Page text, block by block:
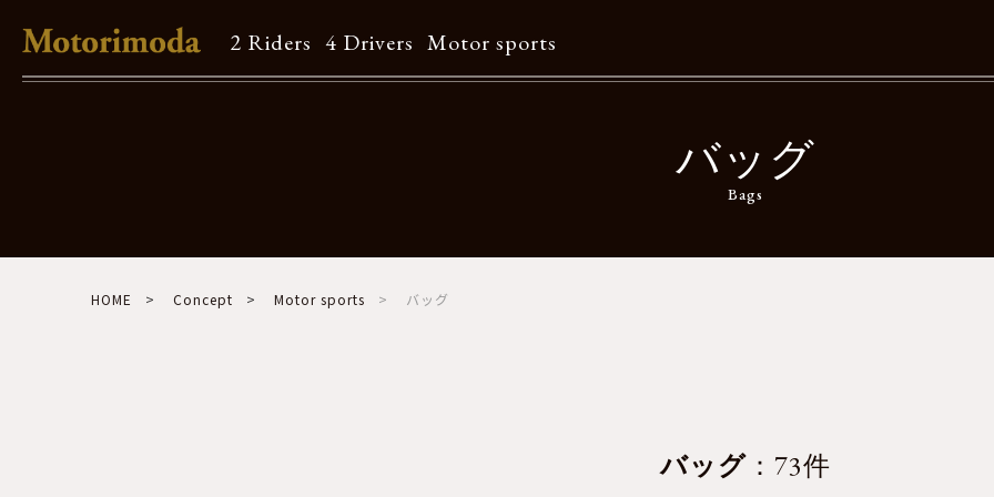
2 Riders 4 Drivers Motor sports
Brand
Contents
特集一覧
バッグ
Bags
HOME Concept Motor sports バッグ
バッグ ：73件